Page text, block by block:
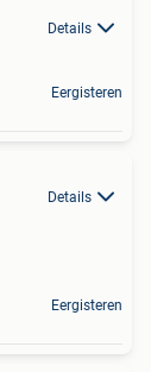
Details
Eergisteren
Details
Eergisteren